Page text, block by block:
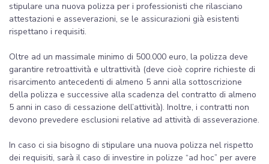
stipulare una nuova polizza per i professionisti che rilasciano
attestazioni e asseverazioni, se le assicurazioni già esistenti
rispettano i requisiti.
Oltre ad un massimale minimo di 500.000 euro, la polizza deve
garantire retroattività e ultrattività (deve cioè coprire richieste di
risarcimento antecedenti di almeno 5 anni alla sottoscrizione
della polizza e successive alla scadenza del contratto di almeno
5 anni in caso di cessazione dell’attività). Inoltre, i contratti non
devono prevedere esclusioni relative ad attività di asseverazione.
In caso ci sia bisogno di stipulare una nuova polizza nel rispetto
dei requisiti, sarà il caso di investire in polizze “ad hoc” per avere